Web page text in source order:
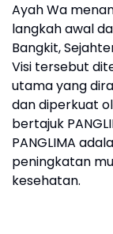
‎Ayah Wa
langkah awal
Bangkit,
Visi tersebut
utama yang
dan diperkuat
bertajuk
PANGLIMA
peningkatan
kesehatan.